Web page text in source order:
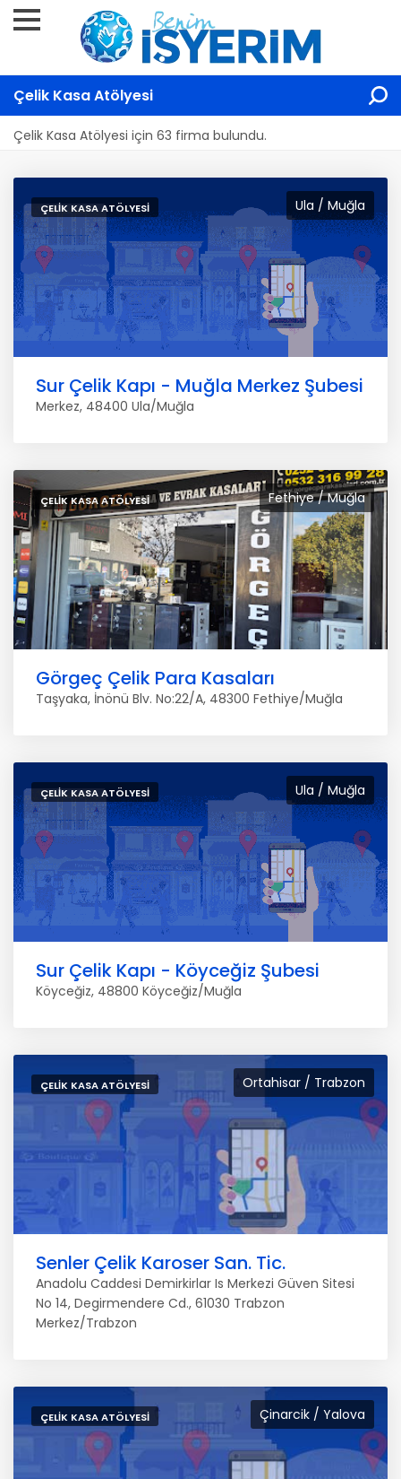
Çelik Kasa Atölyesi
Çelik Kasa Atölyesi için 63 firma bulundu.
Ula / Muğla
ÇELIK KASA ATÖLYESI
Sur Çelik Kapı - Muğla Merkez Şubesi
Merkez, 48400 Ula/Muğla
Fethiye / Muğla
ÇELIK KASA ATÖLYESI
Görgeç Çelik Para Kasaları
Taşyaka, İnönü Blv. No:22/A, 48300 Fethiye/Muğla
Ula / Muğla
ÇELIK KASA ATÖLYESI
Sur Çelik Kapı - Köyceğiz Şubesi
Köyceğiz, 48800 Köyceğiz/Muğla
Ortahisar / Trabzon
ÇELIK KASA ATÖLYESI
Senler Çelik Karoser San. Tic.
Anadolu Caddesi Demirkirlar Is Merkezi Güven Sitesi
No 14, Degirmendere Cd., 61030 Trabzon
Merkez/Trabzon
Çinarcik / Yalova
ÇELIK KASA ATÖLYESI